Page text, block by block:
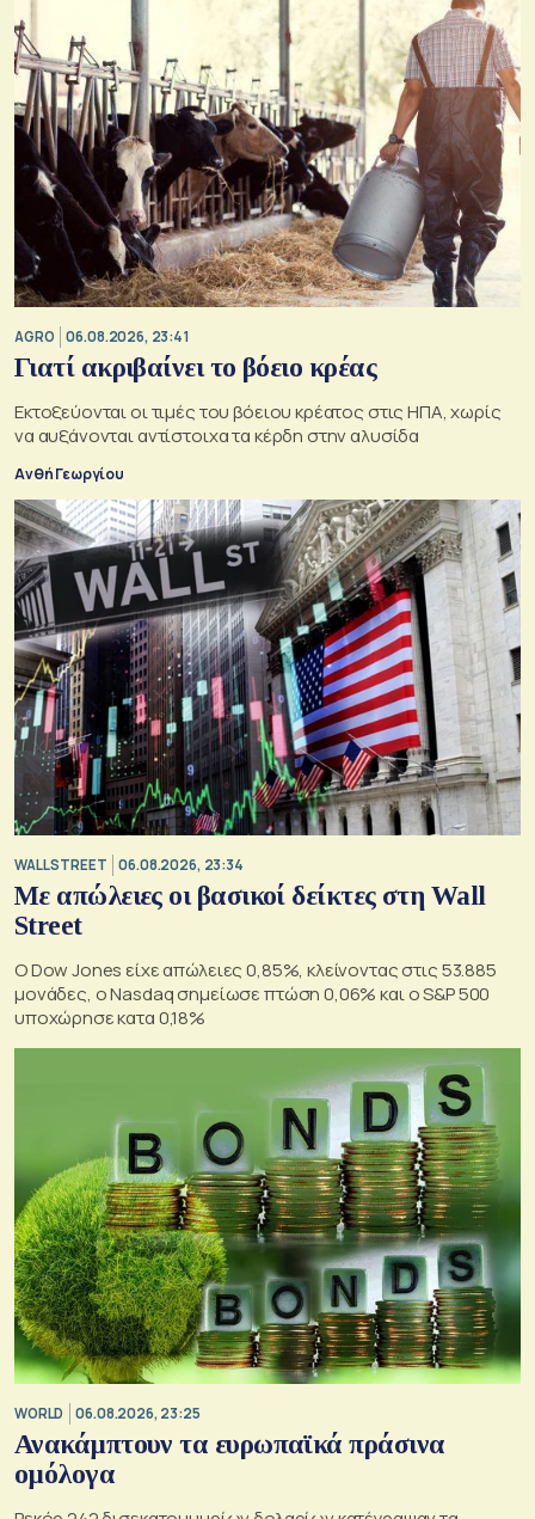
AGRO 06.08.2026, 23:41
Γιατί ακριβαίνει το βόειο κρέας
Εκτοξεύονται οι τιμές του βόειου κρέατος στις ΗΠΑ, χωρίς
να αυξάνονται αντίστοιχα τα κέρδη στην αλυσίδα
Ανθή Γεωργίου
WALL STREET 06.08.2026, 23:34
Με απώλειες οι βασικοί δείκτες στη Wall
Street
Ο Dow Jones είχε απώλειες 0,85%, κλείνοντας στις 53.885
μονάδες, ο Nasdaq σημείωσε πτώση 0,06% και ο S&P 500
υποχώρησε κατα 0,18%
WORLD 06.08.2026, 23:25
Ανακάμπτουν τα ευρωπαϊκά πράσινα
ομόλογα